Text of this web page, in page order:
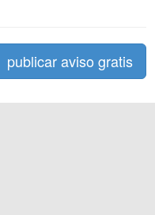
publicar aviso gratis